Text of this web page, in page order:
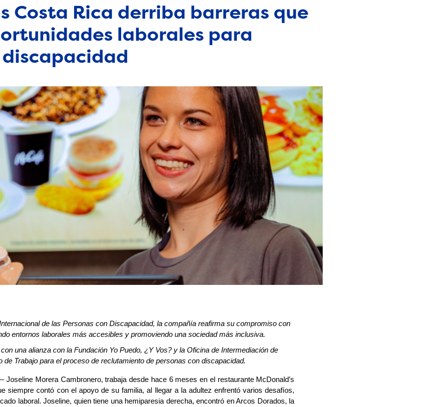
Costa Rica derriba barreras que
laborales para
de las Personas con Discapacidad, la compañía reafirma su compromiso con
entornos laborales más accesibles y promoviendo una sociedad más inclusiva.
una alianza con la Fundación Yo Puedo, ¿Y Vos? y la Oficina de Intermediación de
de Trabajo para el proceso de reclutamiento de personas con discapacidad.
Joseline Morera Cambronero,trabaja desde hace 6 meses en el restaurante McDonald’s
siempre contó con el apoyo de su familia, al llegar a la adultez enfrentó varios desafíos,
laboral. Joseline, quien tiene una hemiparesia derecha, encontró en Arcos Dorados, la